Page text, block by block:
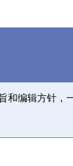
和编辑方针，